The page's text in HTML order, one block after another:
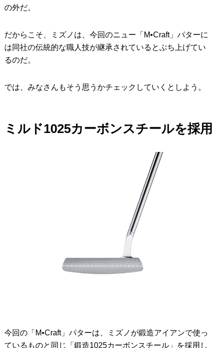
の外だ。
だからこそ、ミズノは、今回のニュー「M•Craft」パターに
は同社の伝統的な職人技が継承されているとぶち上げてい
るのだ。
では、みなさんもそう思うかチェックしていくとしよう。
ミルド1025カーボンスチールを採用
今回の「M•Craft」パターは、ミズノが鍛造アイアンで使っ
ているものと同じ「鍛造1025カーボンスチール」を採用し